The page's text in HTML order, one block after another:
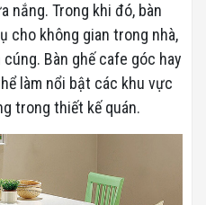
nắng. Trong khi đó, bàn
cho không gian trong nhà,
Bàn ghế cafe góc hay
làm nổi bật các khu vực
trong thiết kế quán.